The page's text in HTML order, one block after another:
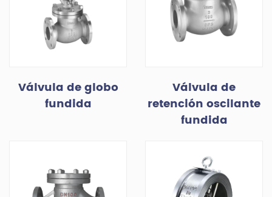
Válvula de globo
fundida
Válvula de
retención oscilante
fundida